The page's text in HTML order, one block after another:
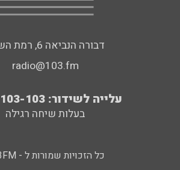
דבורה הנביאה 6, רמת השרון
radio@103.fm
עלייה לשידור: 0552-103-103
בעלות שיחה רגילה
כל הזכויות שמורות ל - 103FM